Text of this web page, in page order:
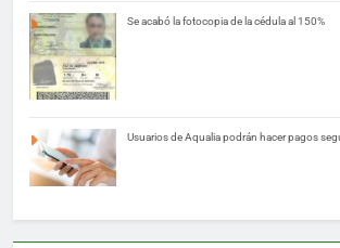
Se acabó la fotocopia de la cédula al 150%
Usuarios de Aqualia podrán hacer pagos